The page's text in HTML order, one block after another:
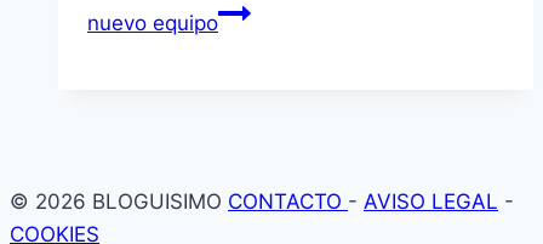
nuevo equipo
© 2026 BLOGUISIMO CONTACTO - AVISO LEGAL -
COOKIES